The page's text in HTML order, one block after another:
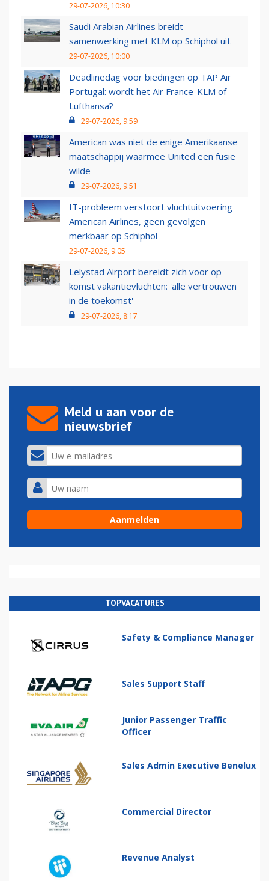
29-07-2026, 10:30
Saudi Arabian Airlines breidt
samenwerking met KLM op Schiphol uit
29-07-2026, 10:00
Deadlinedag voor biedingen op TAP Air
Portugal: wordt het Air France-KLM of
Lufthansa?
29-07-2026, 9:59
American was niet de enige Amerikaanse
maatschappij waarmee United een fusie
wilde
29-07-2026, 9:51
IT-probleem verstoort vluchtuitvoering
American Airlines, geen gevolgen
merkbaar op Schiphol
29-07-2026, 9:05
Lelystad Airport bereidt zich voor op
komst vakantievluchten: 'alle vertrouwen
in de toekomst'
29-07-2026, 8:17
Meld u aan voor de
nieuwsbrief
TOPVACATURES
Safety & Compliance Manager
Sales Support Staff
Junior Passenger Traffic
Officer
Sales Admin Executive Benelux
Commercial Director
Revenue Analyst